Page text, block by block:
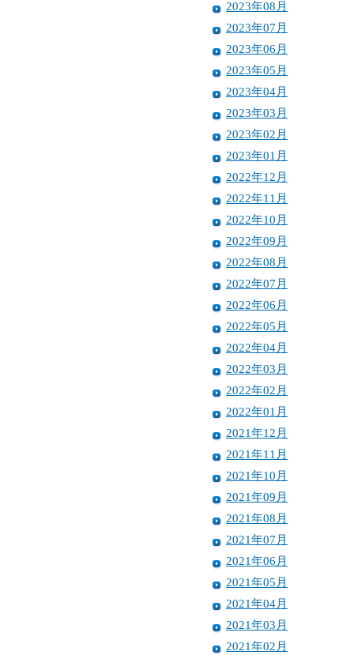
2023年08月
2023年07月
2023年06月
2023年05月
2023年04月
2023年03月
2023年02月
2023年01月
2022年12月
2022年11月
2022年10月
2022年09月
2022年08月
2022年07月
2022年06月
2022年05月
2022年04月
2022年03月
2022年02月
2022年01月
2021年12月
2021年11月
2021年10月
2021年09月
2021年08月
2021年07月
2021年06月
2021年05月
2021年04月
2021年03月
2021年02月